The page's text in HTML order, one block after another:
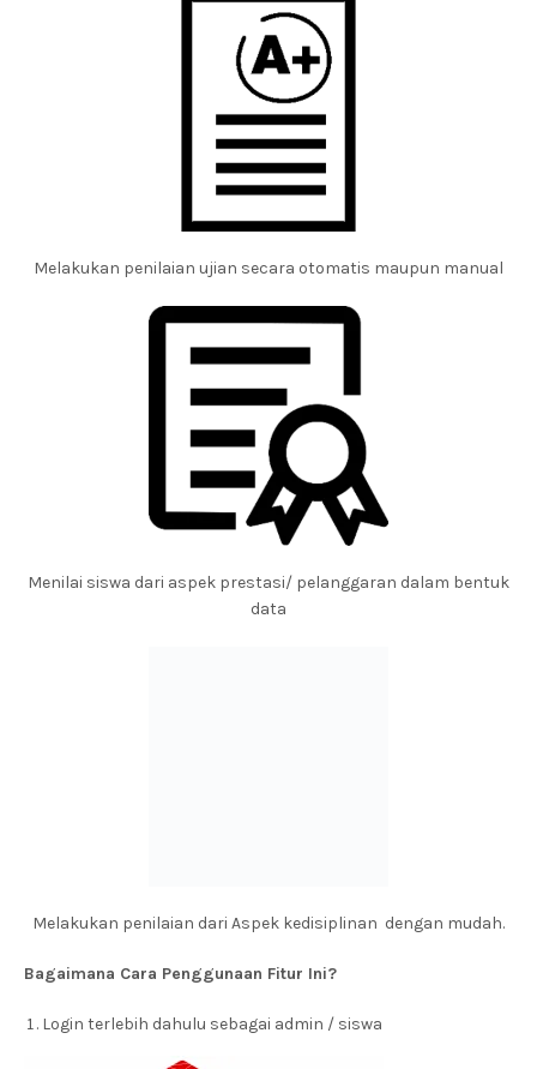
Melakukan penilaian ujian secara otomatis maupun manual
Menilai siswa dari aspek prestasi/ pelanggaran dalam bentuk
data
Melakukan penilaian dari Aspek kedisiplinan dengan mudah.
Bagaimana Cara Penggunaan Fitur Ini?
Login terlebih dahulu sebagai admin / siswa